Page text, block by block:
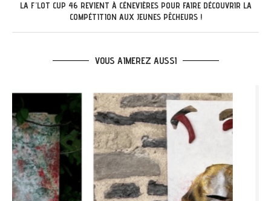
LA F’LOT CUP 46 REVIENT À CÉNEVIÈRES POUR FAIRE DÉCOUVRIR LA
COMPÉTITION AUX JEUNES PÊCHEURS !
VOUS AIMEREZ AUSSI